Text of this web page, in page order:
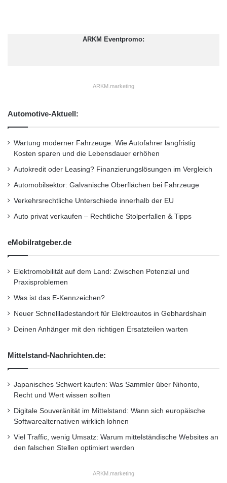
ARKM Eventpromo:
ARKM.marketing
Automotive-Aktuell:
Wartung moderner Fahrzeuge: Wie Autofahrer langfristig
Kosten sparen und die Lebensdauer erhöhen
Autokredit oder Leasing? Finanzierungslösungen im Vergleich
Automobilsektor: Galvanische Oberflächen bei Fahrzeuge
Verkehrsrechtliche Unterschiede innerhalb der EU
Auto privat verkaufen – Rechtliche Stolperfallen & Tipps
eMobilratgeber.de
Elektromobilität auf dem Land: Zwischen Potenzial und
Praxisproblemen
Was ist das E-Kennzeichen?
Neuer Schnellladestandort für Elektroautos in Gebhardshain
Deinen Anhänger mit den richtigen Ersatzteilen warten
Mittelstand-Nachrichten.de:
Japanisches Schwert kaufen: Was Sammler über Nihonto,
Recht und Wert wissen sollten
Digitale Souveränität im Mittelstand: Wann sich europäische
Softwarealternativen wirklich lohnen
Viel Traffic, wenig Umsatz: Warum mittelständische Websites an
den falschen Stellen optimiert werden
ARKM.marketing